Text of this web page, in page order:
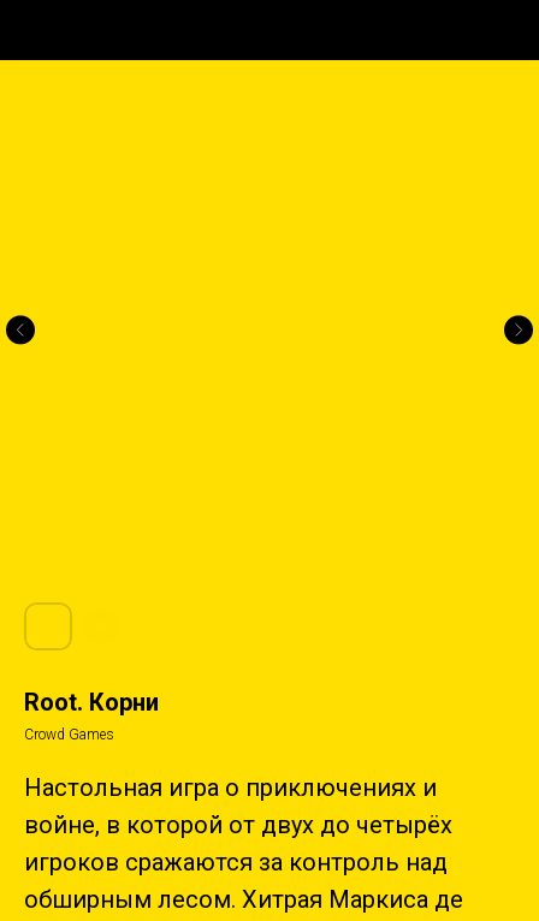
Root. Корни
Crowd Games
Настольная игра о приключениях и
войне, в которой от двух до четырёх
игроков сражаются за контроль над
обширным лесом. Хитрая Маркиса де